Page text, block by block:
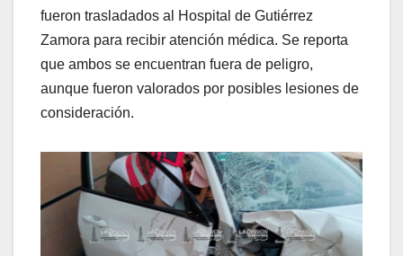
fueron trasladados al Hospital de Gutiérrez
Zamora para recibir atención médica. Se reporta
que ambos se encuentran fuera de peligro,
aunque fueron valorados por posibles lesiones de
consideración.